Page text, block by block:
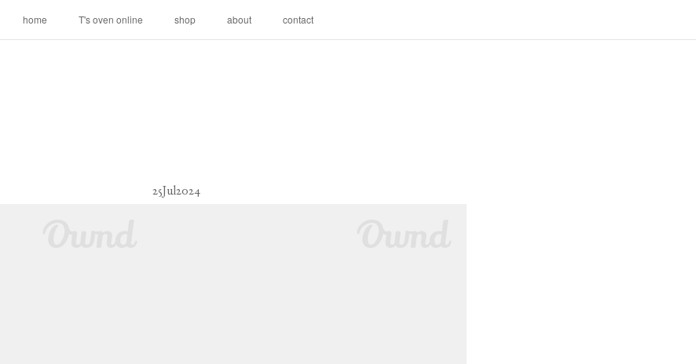
home T's oven online shop about contact
25Jul2024